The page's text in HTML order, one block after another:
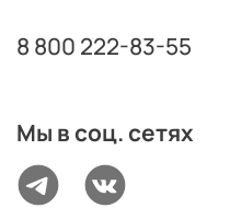
8 800 222-83-55
Мы в соц. сетях